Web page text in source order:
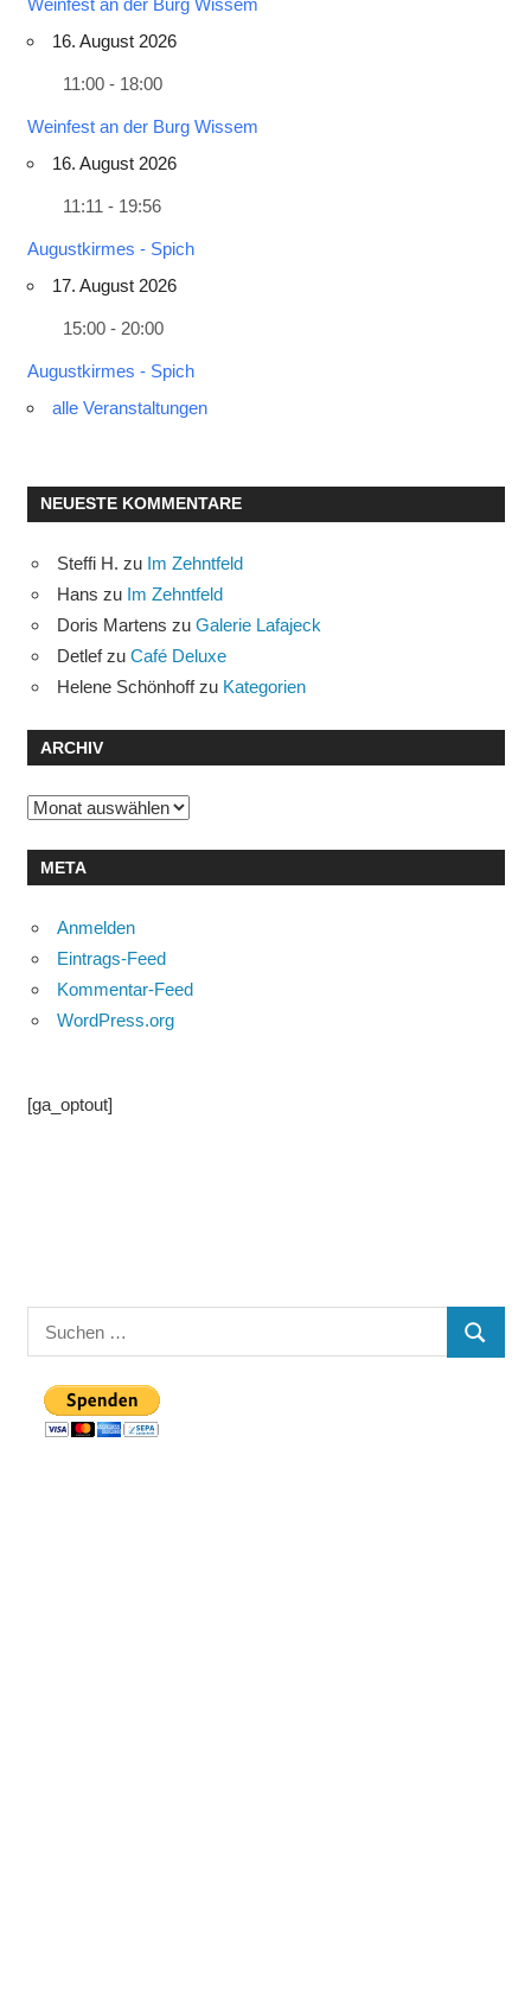
Weinfest an der Burg Wissem
16. August 2026
11:00 - 18:00
Weinfest an der Burg Wissem
16. August 2026
11:11 - 19:56
Augustkirmes - Spich
17. August 2026
15:00 - 20:00
Augustkirmes - Spich
alle Veranstaltungen
NEUESTE KOMMENTARE
Steffi H. zu Im Zehntfeld
Hans zu Im Zehntfeld
Doris Martens zu Galerie Lafajeck
Detlefzu Café Deluxe
Helene Schönhoffzu Kategorien
ARCHIV
Archiv
META
Anmelden
Eintrags-Feed
Kommentar-Feed
WordPress.org
[ga_optout]
nach:
SUCHEN